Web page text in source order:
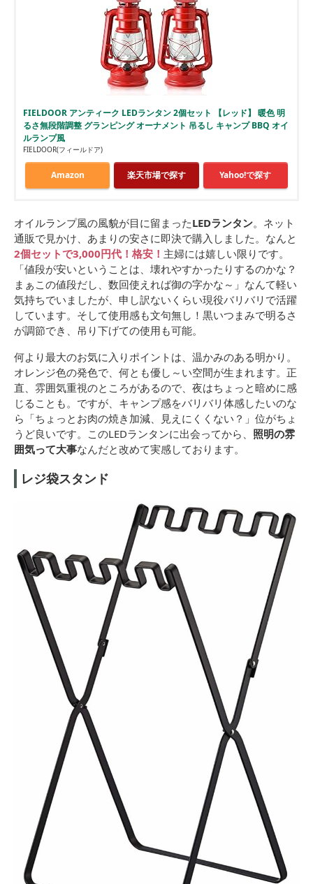
FIELDOOR アンティーク LEDランタン 2個セット 【レッド】 暖色 明
るさ無段階調整 グランピング オーナメント 吊るし キャンプ BBQ オイ
ルランプ風
FIELDOOR(フィールドア)
Amazon 楽天市場で探す Yahoo!で探す
オイルランプ風の風貌が目に留まったLEDランタン。ネット
通販で見かけ、あまりの安さに即決で購入しました。なんと
2個セットで3,000円代！格安！ 主婦には嬉しい限りです。
「値段が安いということは、壊れやすかったりするのかな？
まぁこの値段だし、数回使えれば御の字かな～」なんて軽い
気持ちでいましたが、申し訳ないくらい現役バリバリで活躍
しています。そして使用感も文句無し！黒いつまみで明るさ
が調節でき、吊り下げての使用も可能。
何より最大のお気に入りポイントは、温かみのある明かり。
オレンジ色の発色で、何とも優し～い空間が生まれます。正
直、雰囲気重視のところがあるので、夜はちょっと暗めに感
じることも。ですが、キャンプ感をバリバリ体感したいのな
ら「ちょっとお肉の焼き加減、見えにくくない？」位がちょ
うど良いです。このLEDランタンに出会ってから、 照明の雰
囲気って大事なんだと改めて実感しております。
レジ袋スタンド